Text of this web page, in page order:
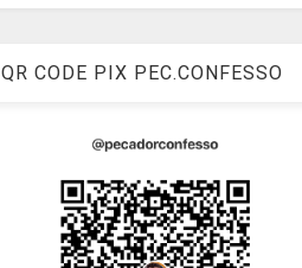
QR CODE PIX PEC.CONFESSO